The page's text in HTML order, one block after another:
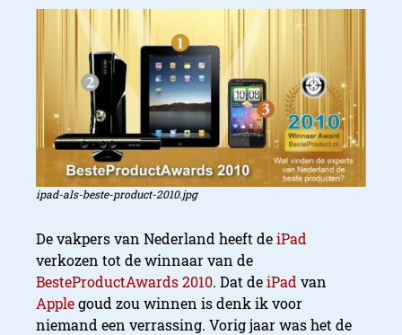
ipad-als-beste-product-2010.jpg
De vakpers van Nederland heeft deiPad
verkozen tot de winnaar van de
BesteProductAwards 2010. Dat deiPad van
Applegoud zou winnen is denk ik voor
niemand een verrassing. Vorig jaar was het de